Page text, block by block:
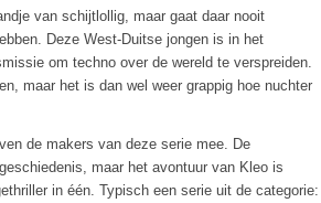
van schijtlollig, maar gaat daar nooit
Deze West-Duitse jongen is in het
om techno over de wereld te verspreiden.
maar het is dan wel weer grappig hoe nuchter
de makers van deze serie mee. De
maar het avontuur van Kleo is
in één. Typisch een serie uit de categorie: